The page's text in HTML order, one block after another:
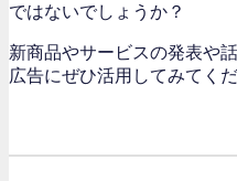
ではないでしょうか？
新商品やサービスの発表や
広告にぜひ活用してみてくだ